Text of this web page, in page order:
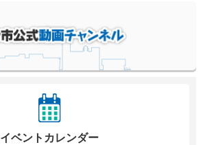
イベントカレンダー